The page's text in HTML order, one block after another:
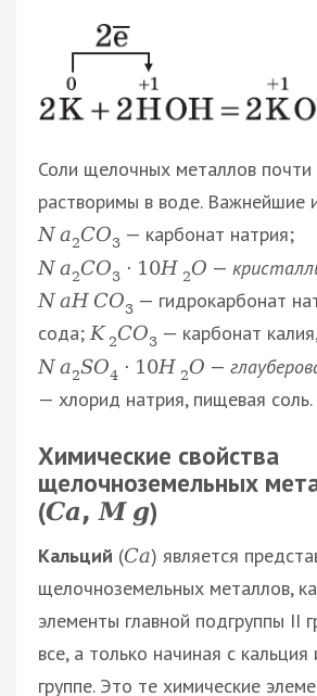
Соли щелочных металлов почти
растворимы в воде. Важнейшие
Na2CO3 — карбонат натрия;
Na2CO3 · 10H 2O —
NaH CO3 — гидрокарбонат
сода;K 2CO3 — карбонат
Na2SO4 · 10H 2O —
— хлорид натрия, пищевая соль.
Химические свойства
щелочноземельных
(Ca, M g)
Кальций (Ca) является
щелочноземельных металлов,
элементы главной подгруппы II
все, а только начиная с кальция
группе. Это те химические